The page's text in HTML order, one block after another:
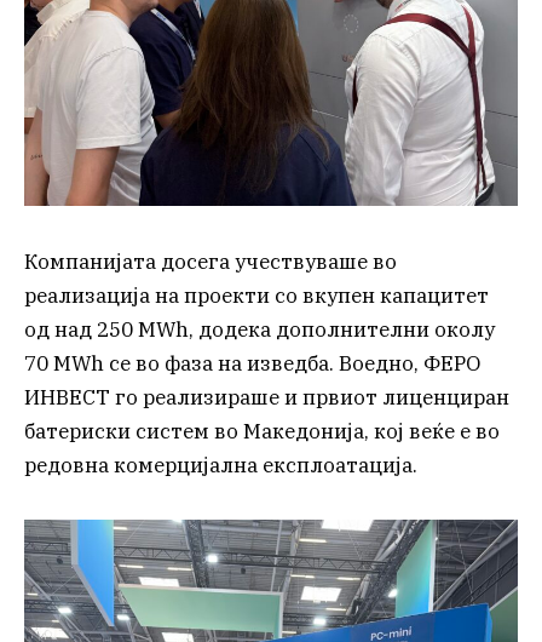
Компанијата досега учествуваше во
реализација на проекти со вкупен капацитет
од над 250 MWh, додека дополнителни околу
70 MWh се во фаза на изведба. Воедно, ФЕРО
ИНВЕСТ го реализираше и првиот лиценциран
батериски систем во Македонија, кој веќе е во
редовна комерцијална експлоатација.